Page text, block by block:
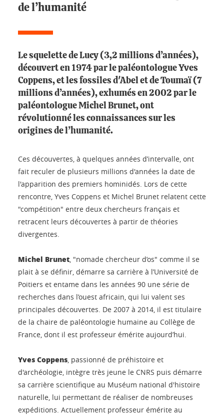
de l’humanité
Le squelette de Lucy (3,2 millions d’années),
découvert en 1974 par le paléontologue Yves
Coppens, et les fossiles d'Abel et de Toumaï (7
millions d’années), exhumés en 2002 par le
paléontologue Michel Brunet, ont
révolutionné les connaissances sur les
origines de l’humanité.
Ces découvertes, à quelques années d’intervalle, ont
fait reculer de plusieurs millions d'années la date de
l'apparition des premiers hominidés. Lors de cette
rencontre, Yves Coppens et Michel Brunet relatent cette
"compétition" entre deux chercheurs français et
retracent leurs découvertes à partir de théories
divergentes.
Michel Brunet, "nomade chercheur d’os" comme il se
plait à se définir, démarre sa carrière à l’Université de
Poitiers et entame dans les années 90 une série de
recherches dans l’ouest africain, qui lui valent ses
principales découvertes. De 2007 à 2014, il est titulaire
de la chaire de paléontologie humaine au Collège de
France, dont il est professeur émérite aujourd’hui.
Yves Coppens, passionné de préhistoire et
d'archéologie, intègre très jeune le CNRS puis démarre
sa carrière scientifique au Muséum national d'histoire
naturelle, lui permettant de réaliser de nombreuses
expéditions. Actuellement professeur émérite au